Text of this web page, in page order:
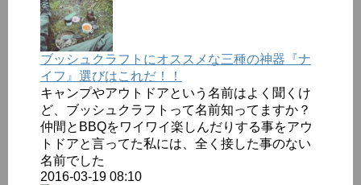
ブッシュクラフトにオススメな三種の神器『ナ
イフ』選びはこれだ！！
キャンプやアウトドアという名前はよく聞くけ
ど、ブッシュクラフトって名前知ってますか？
仲間とBBQをワイワイ楽しんだりする事をアウ
トドアと言ってた私には、全く接した事のない
名前でした
2016-03-19 08:10